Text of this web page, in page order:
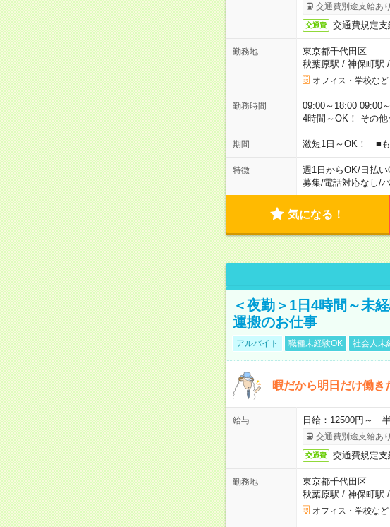
交通費別途支給あり
交通費 交通費規定支
勤務地
東京都千代田区
秋葉原駅 / 神保町駅 /
オフィス・学校など
勤務時間
09:00～18:00 09:00
4時間～OK！ その
期間 激短1日～OK！ ■も
特徴 週1日からOK/日払い
募集/電話対応なし/
気になる！
＜夜勤＞1日4時間～未
運搬のお仕事
アルバイト 職種未経験OK 社会人未
暇だから明日だけ働
給与 日給：12500円～
交通費別途支給あり
交通費 交通費規定支
勤務地
東京都千代田区
秋葉原駅 / 神保町駅 /
オフィス・学校など